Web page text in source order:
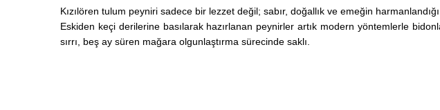
Kızılören tulum peyniri sadece bir lezzet değil; sabır, doğallık ve emeğin
Eskiden keçi derilerine basılarak hazırlanan peynirler artık modern yöntemlerle
sırrı, beş ay süren mağara olgunlaştırma sürecinde saklı.